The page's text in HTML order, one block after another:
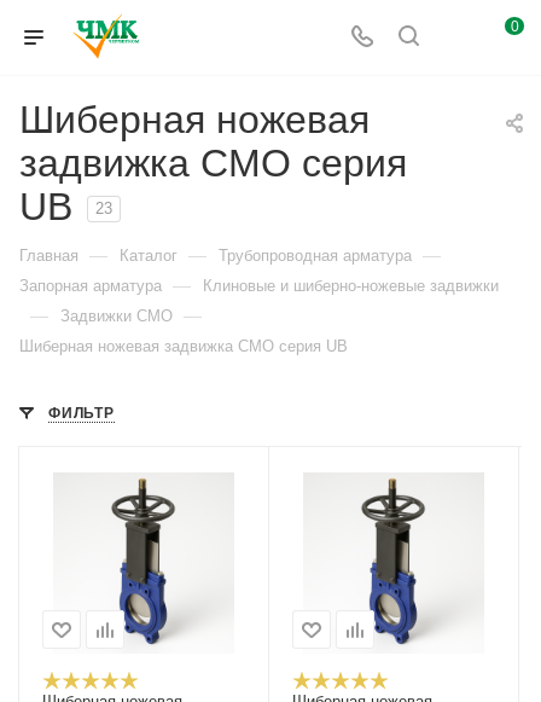
0
Шиберная ножевая
задвижка CMO серия
UB
23
Главная — Каталог — Трубопроводная арматура —
Запорная арматура — Клиновые и шиберно-ножевые задвижки
— Задвижки CMO —
Шиберная ножевая задвижка CMO серия UB
ФИЛЬТР